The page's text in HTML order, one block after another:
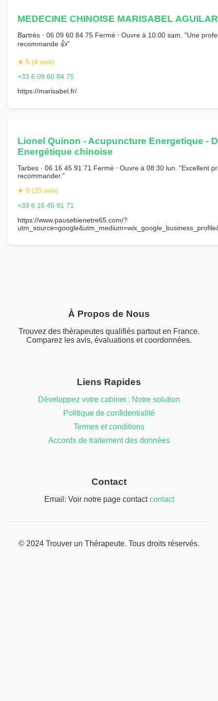
MEDECINE CHINOISE MARISABEL AGUILAR
Bartrès · 06 09 60 84 75 Fermé ⋅ Ouvre à 10:00 sam. "Une
recommande 👍"
★ 5 (4 avis)
+33 6 09 60 84 75
https://marisabel.fr/
Lionel Quinon - Acupuncture Energetique -
Energétique chinoise
Tarbes · 06 16 45 91 71 Fermé ⋅ Ouvre à 08:30 lun. "Excellent
recommander."
★ 5 (20 avis)
+33 6 16 45 91 71
https://www.pausebienetre65.com/?
À Propos de Nous
Trouvez des thérapeutes qualifiés partout en France.
Comparez les avis, évaluations et coordonnées.
Liens Rapides
Développez votre cabinet : Notre solution
Politique de confidentialité
Termes et conditions
Accords de traitement des données
Contact
Email: Voir notre page contactcontact
© 2024 Trouver un Thérapeute. Tous droits réservés.